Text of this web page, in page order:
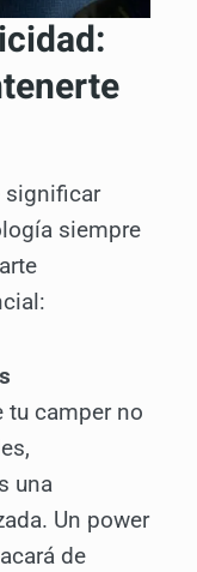
significar
siempre
tu camper no
una
Un power
de